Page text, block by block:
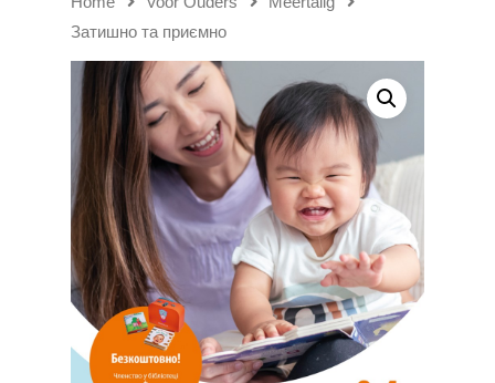
Затишно та приємно